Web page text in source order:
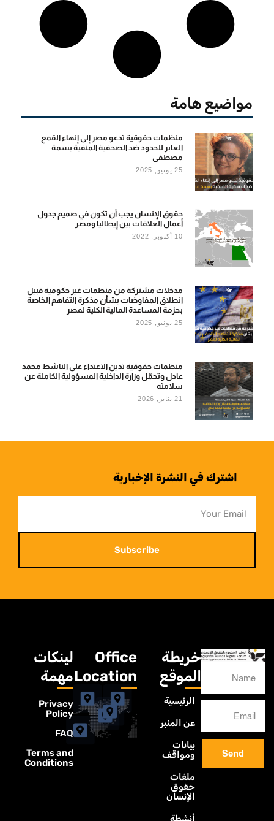
مواضيع هامة
منظمات حقوقية تدعو مصر إلى إنهاء القمع
العابر للحدود ضد الصحفية المنفية بسمة
مصطفى
25 يونيو, 2025
حقوق الإنسان يجب أن تكون في صميم جدول
أعمال العلاقات بين إيطاليا ومصر
10 أكتوبر, 2022
مدخلات مشتركة من منظمات غير حكومية قبيل
انطلاق المفاوضات‌‌ بشأن مذكرة التفاهم الخاصة
بحزمة المساعدة المالية الكلية لمصر
25 يونيو, 2025
منظمات حقوقية تدين الاعتداء على الناشط محمد
عادل وتحمّل وزارة الداخلية المسؤولية الكاملة عن
سلامته
21 يناير, 2026
اشترك في النشرة الإخبارية
Subscribe
Send
خريطة
الموقع
الرئيسية
عن المنبر
بيانات
ومواقف
ملفات
حقوق
الإنسان
أنشطة
Office
Location
لينكات
مهمة
Privacy
Policy
FAQ
Terms and
Conditions